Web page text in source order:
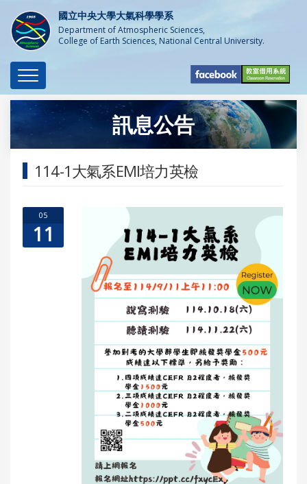
國立中央大學大氣科學學系
Department of Atmospheric Sciences,
College of Earth Sciences, National Central University.
Toggle
navigation
訊息公告
114-1大氣系EMI培力英檢
05
11